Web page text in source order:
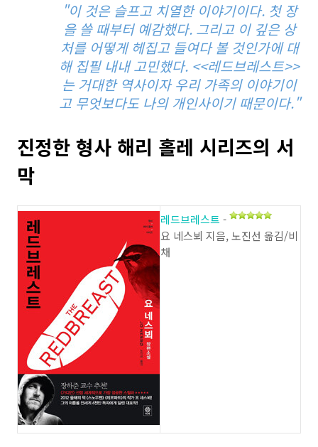
"이 것은 슬프고 치열한 이야기이다. 첫 장
을 쓸 때부터 예감했다. 그리고 이 깊은 상
처를 어떻게 헤집고 들여다 볼 것인가에 대
해 집필 내내 고민했다. <<레드브레스트>>
는 거대한 역사이자 우리 가족의 이야기이
고 무엇보다도 나의 개인사이기 때문이다."
진정한 형사 해리 홀레 시리즈의 서
막
레드브레스트 -
요 네스뵈 지음, 노진선 옮김/비
채